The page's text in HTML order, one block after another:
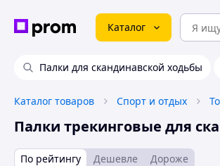
Каталог
Палки для скандинавской ходьбы
Каталог товаров Спорт и отдых
Палки трекинговые для
По рейтингу Дешевле Дороже